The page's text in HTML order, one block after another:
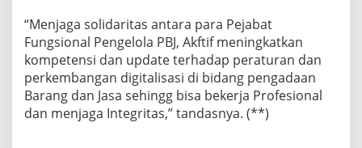
“Menjaga solidaritas antara para Pejabat
Fungsional Pengelola PBJ, Akftif meningkatkan
kompetensi dan update terhadap peraturan dan
perkembangan digitalisasi di bidang pengadaan
Barang dan Jasa sehingg bisa bekerja Profesional
dan menjaga Integritas,” tandasnya. (**)